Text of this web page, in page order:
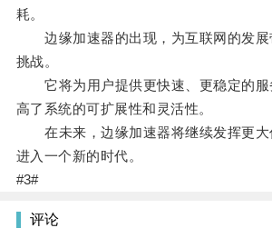
耗。
边缘加速器的出现，为互联网的发展
挑战。
它将为用户提供更快速、更稳定的服
高了系统的可扩展性和灵活性。
在未来，边缘加速器将继续发挥更大
进入一个新的时代。
#3#
评论